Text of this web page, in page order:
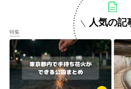
人気の記
特集